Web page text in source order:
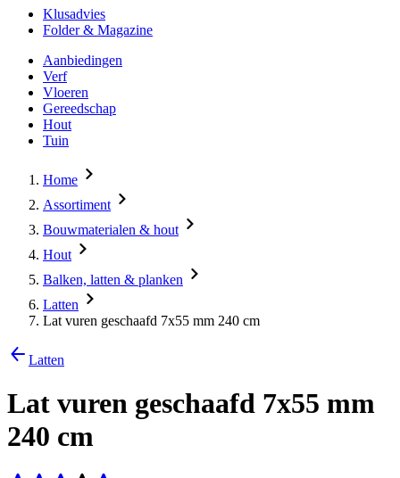
Klusadvies
Folder & Magazine
Aanbiedingen
Verf
Vloeren
Gereedschap
Hout
Tuin
Home
Assortiment
Bouwmaterialen & hout
Hout
Balken, latten & planken
Latten
Lat vuren geschaafd 7x55 mm 240 cm
Latten
Lat vuren geschaafd 7x55 mm
240 cm